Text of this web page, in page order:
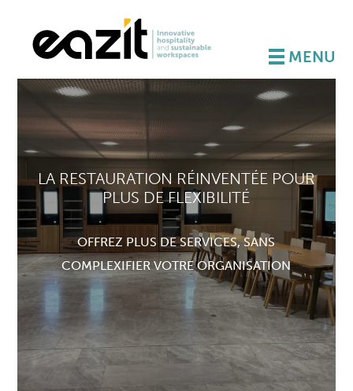
MENU
LA RESTAURATION RÉINVENTÉE POUR
PLUS DE FLEXIBILITÉ
OFFREZ PLUS DE SERVICES, SANS
COMPLEXIFIER VOTRE ORGANISATION